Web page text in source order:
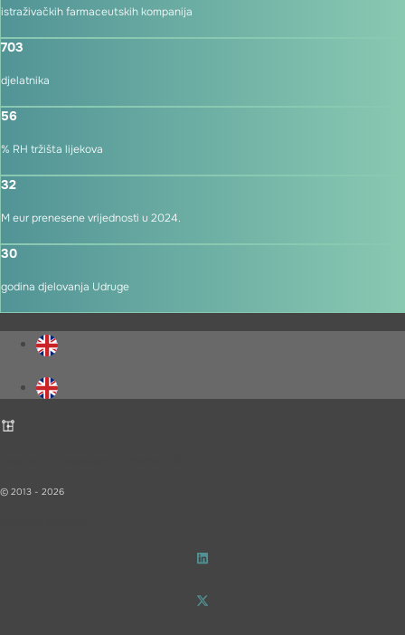
istraživačkih farmaceutskih kompanija
703
djelatnika
56
% RH tržišta lijekova
32
M eur prenesene vrijednosti u 2024.
30
godina djelovanja Udruge
© 2013 - 2026